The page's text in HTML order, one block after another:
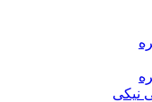
نیکی